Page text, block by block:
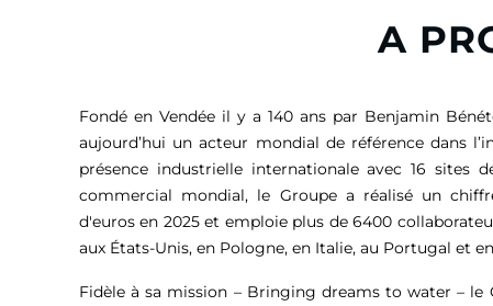
A
Fondé en Vendée il y a 140 ans par Benjamin
aujourd’hui un acteur mondial de référence dans
présence industrielle internationale avec 16 sites
commercial mondial, le Groupe a réalisé un
d'euros en 2025 et emploie plus de 6400
aux États-Unis, en Pologne, en Italie, au Portugal et
Fidèle à sa mission – Bringing dreams to water – le